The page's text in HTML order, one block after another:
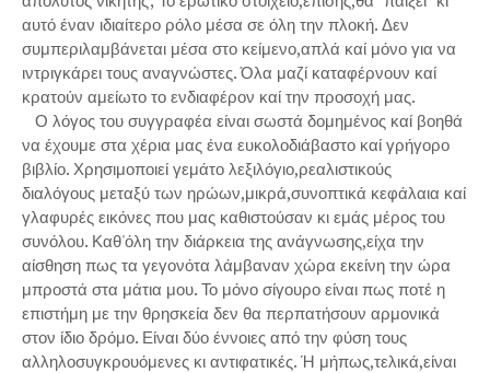
αυτό έναν ιδιαίτερο ρόλο μέσα σε όλη την πλοκή. Δεν
συμπεριλαμβάνεται μέσα στο κείμενο,απλά καί μόνο για να
ιντριγκάρει τους αναγνώστες. Όλα μαζί καταφέρνουν καί
κρατούν αμείωτο το ενδιαφέρον καί την προσοχή μας.
Ο λόγος του συγγραφέα είναι σωστά δομημένος καί βοηθά
να έχουμε στα χέρια μας ένα ευκολοδιάβαστο καί γρήγορο
βιβλίο. Χρησιμοποιεί γεμάτο λεξιλόγιο,ρεαλιστικούς
διαλόγους μεταξύ των ηρώων,μικρά,συνοπτικά κεφάλαια καί
γλαφυρές εικόνες που μας καθιστούσαν κι εμάς μέρος του
συνόλου. Καθ'όλη την διάρκεια της ανάγνωσης,είχα την
αίσθηση πως τα γεγονότα λάμβαναν χώρα εκείνη την ώρα
μπροστά στα μάτια μου. Το μόνο σίγουρο είναι πως ποτέ η
επιστήμη με την θρησκεία δεν θα περπατήσουν αρμονικά
στον ίδιο δρόμο. Είναι δύο έννοιες από την φύση τους
αλληλοσυγκρουόμενες κι αντιφατικές. Ή μήπως,τελικά,είναι